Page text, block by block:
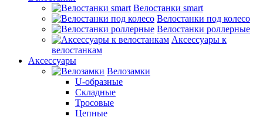
Велостанки smart
Велостанки под колесо
Велостанки роллерные
Аксессуары к
велостанкам
Аксессуары
Велозамки
U-образные
Складные
Тросовые
Цепные